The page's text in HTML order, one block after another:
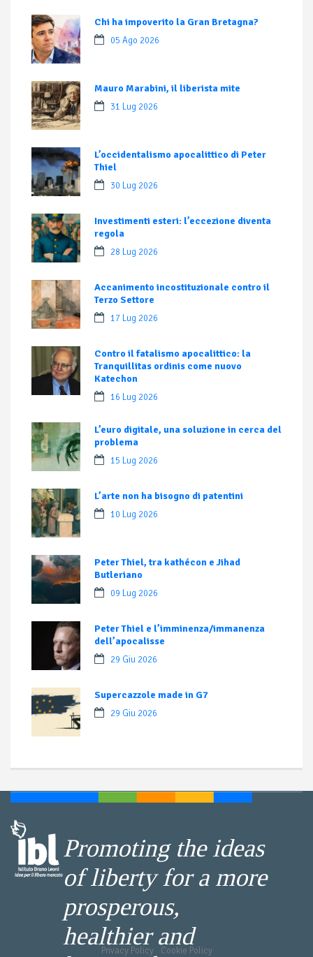
Chi ha impoverito la Gran Bretagna?
05 Ago 2026
Mauro Marabini, il liberista mite
31 Lug 2026
L’occidentalismo apocalittico di Peter
Thiel
30 Lug 2026
Investimenti esteri: l’eccezione diventa
regola
28 Lug 2026
Accanimento incostituzionale contro il
Terzo Settore
17 Lug 2026
Contro il fatalismo apocalittico: la
Tranquillitas ordinis come nuovo
Katechon
16 Lug 2026
L’euro digitale, una soluzione in cerca del
problema
15 Lug 2026
L’arte non ha bisogno di patentini
10 Lug 2026
Peter Thiel, tra kathécon e Jihad
Butleriano
09 Lug 2026
Peter Thiel e l’imminenza/immanenza
dell’apocalisse
29 Giu 2026
Supercazzole made in G7
29 Giu 2026
Promoting the ideas
of liberty for a more
prosperous,
healthier and
Privacy Policy- Cookie Policy